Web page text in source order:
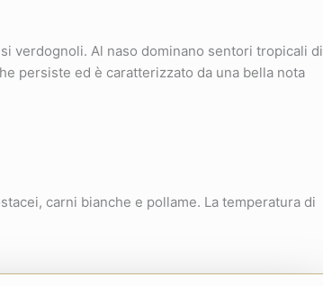
verdognoli. Al naso dominano sentori tropicali di
persiste ed è caratterizzato da una bella nota
carni bianche e pollame. La temperatura di